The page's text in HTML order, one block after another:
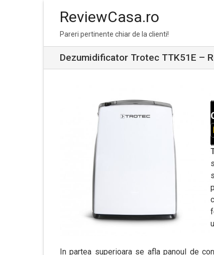
navigation
content
ReviewCasa.ro
Pareri pertinente chiar de la clienti!
Dezumidificator Trotec TTK51E –
In partea superioara se afla panoul de